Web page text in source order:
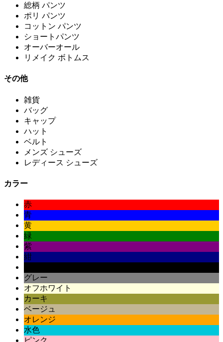
総柄 パンツ
ポリ パンツ
コットン パンツ
ショートパンツ
オーバーオール
リメイク ボトムス
その他
雑貨
バッグ
キャップ
ハット
ベルト
メンズ シューズ
レディース シューズ
カラー
赤
青
黄
緑
紫
紺
グレー
オフホワイト
カーキ
ベージュ
オレンジ
水色